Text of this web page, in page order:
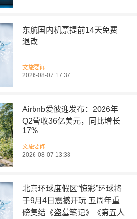
东航国内机票提前14天免费
退改
文旅要闻
2026-08-07 17:37
Airbnb爱彼迎发布：2026年
Q2营收36亿美元，同比增长
17%
文旅要闻
2026-08-07 13:38
北京环球度假区“惊彩”环球将
于9月4日震撼开玩 五周年重
磅集结《盗墓笔记》《第五人